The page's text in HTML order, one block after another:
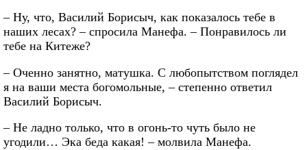
– Ну, что, Василий Борисыч, как показалось тебе в
наших лесах? – спросила Манефа. – Понравилось ли
тебе на Китеже?
– Оченно занятно, матушка. С любопытством поглядел
я на ваши места богомольные, – степенно ответил
Василий Борисыч.
– Не ладно только, что в огонь-то чуть было не
угодили… Эка беда какая! – молвила Манефа.